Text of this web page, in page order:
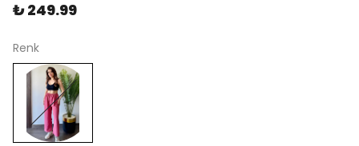
₺ 249.99
Renk